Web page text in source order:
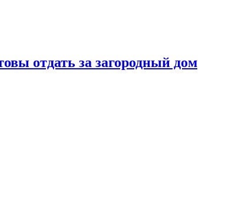
отдать за загородный дом